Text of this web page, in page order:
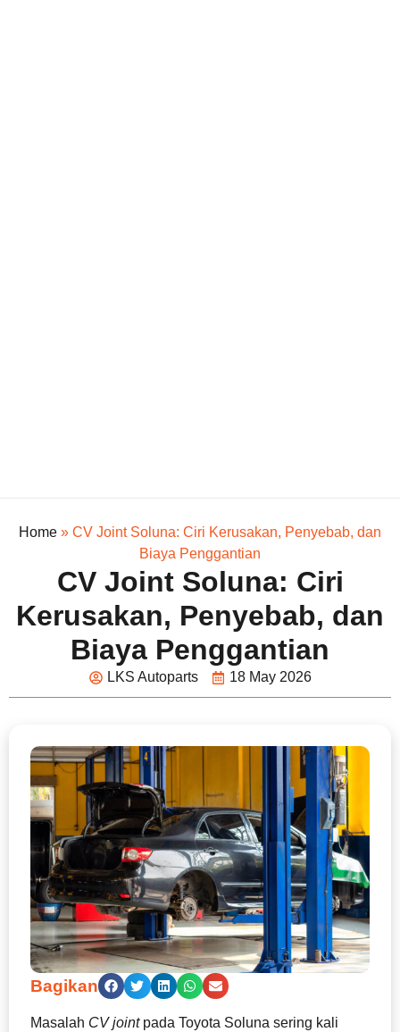
Home » CV Joint Soluna: Ciri Kerusakan, Penyebab, dan
Biaya Penggantian
CV Joint Soluna: Ciri
Kerusakan, Penyebab, dan
Biaya Penggantian
LKS Autoparts 18 May 2026
Bagikan
Masalah CV jointpada Toyota Soluna sering kali